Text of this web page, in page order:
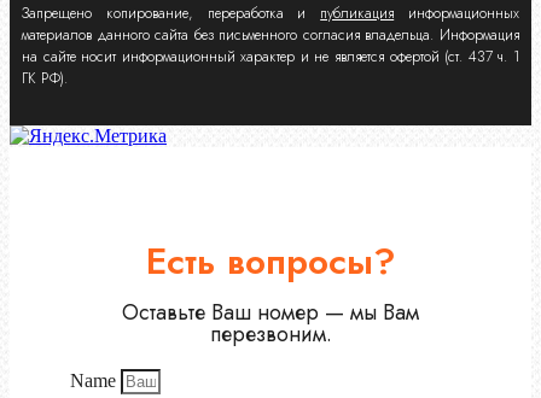
Запрещено копирование, переработка и публикация информационных
материалов данного сайта без письменного согласия владельца. Информация
на сайте носит информационный характер и не является офертой (ст. 437 ч. 1
ГК РФ).
Есть вопросы?
Оставьте Ваш номер — мы Вам
перезвоним.
Name